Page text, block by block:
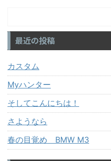
最近の投稿
カスタム
Myハンター
そしてこんにちは！
さようなら
春の目覚め BMW M3